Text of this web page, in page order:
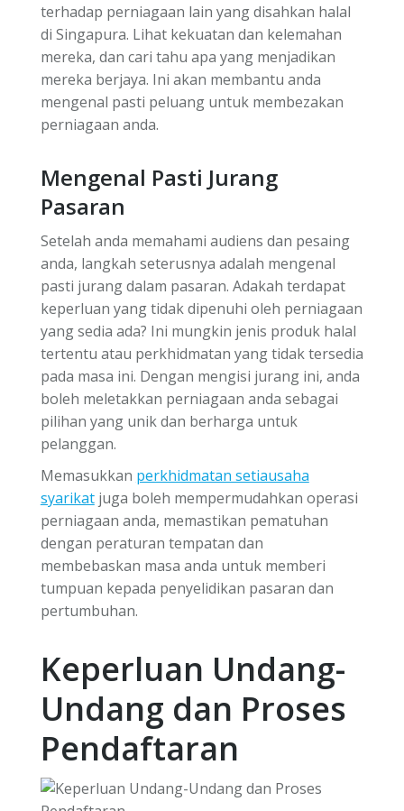
terhadap perniagaan lain yang disahkan halal
di Singapura. Lihat kekuatan dan kelemahan
mereka, dan cari tahu apa yang menjadikan
mereka berjaya. Ini akan membantu anda
mengenal pasti peluang untuk membezakan
perniagaan anda.
Mengenal Pasti Jurang
Pasaran
Setelah anda memahami audiens dan pesaing
anda, langkah seterusnya adalah mengenal
pasti jurang dalam pasaran. Adakah terdapat
keperluan yang tidak dipenuhi oleh perniagaan
yang sedia ada? Ini mungkin jenis produk halal
tertentu atau perkhidmatan yang tidak tersedia
pada masa ini. Dengan mengisi jurang ini, anda
boleh meletakkan perniagaan anda sebagai
pilihan yang unik dan berharga untuk
pelanggan.
Memasukkan perkhidmatan setiausaha
syarikatjuga boleh mempermudahkan operasi
perniagaan anda, memastikan pematuhan
dengan peraturan tempatan dan
membebaskan masa anda untuk memberi
tumpuan kepada penyelidikan pasaran dan
pertumbuhan.
Keperluan Undang-
Undang dan Proses
Pendaftaran